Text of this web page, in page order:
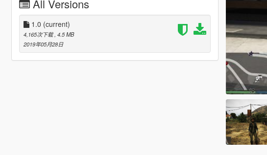
All Versions
1.0 (current)
4,165次下载 , 4.5 MB
2019年05月28日